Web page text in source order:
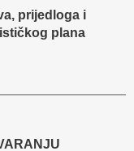
prijedloga i
plana